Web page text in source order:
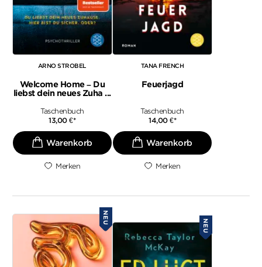
ARNO STROBEL
Welcome Home – Du
liebst dein neues Zuha ...
Taschenbuch
13,00€*
Merken
TANA FRENCH
Feuerjagd
Taschenbuch
14,00€*
Merken
NEU
NEU